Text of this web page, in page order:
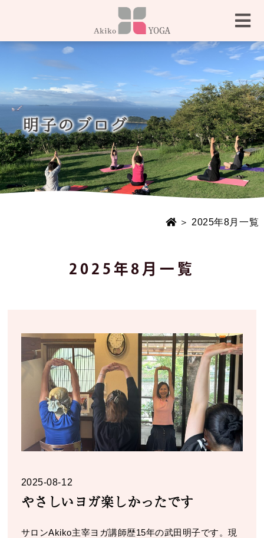
＞ 2025年8月一覧
2025年8月一覧
2025-08-12
やさしいヨガ楽しかったです
サロンAkiko主宰ヨガ講師歴15年の武田明子です。現